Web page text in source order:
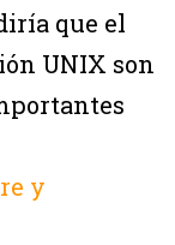
que el
UNIX son
y